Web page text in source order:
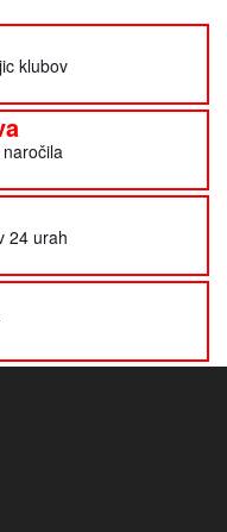
klubov
24 urah